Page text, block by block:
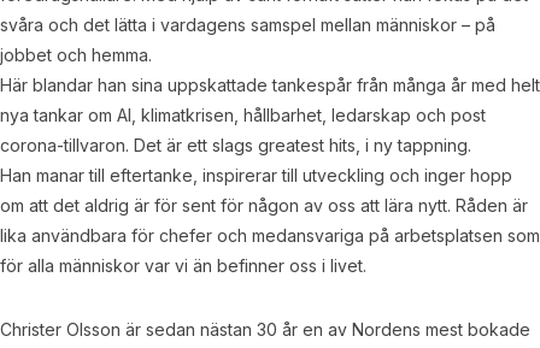
svåra och det lätta i vardagens samspel mellan människor – på
jobbet och hemma.
Här blandar han sina uppskattade tankespår från många år med helt
nya tankar om AI, klimatkrisen, hållbarhet, ledarskap och post
corona-tillvaron. Det är ett slags greatest hits, i ny tappning.
Han manar till eftertanke, inspirerar till utveckling och inger hopp
om att det aldrig är för sent för någon av oss att lära nytt. Råden är
lika användbara för chefer och medansvariga på arbetsplatsen som
för alla människor var vi än befinner oss i livet.
Christer Olsson är sedan nästan 30 år en av Nordens mest bokade